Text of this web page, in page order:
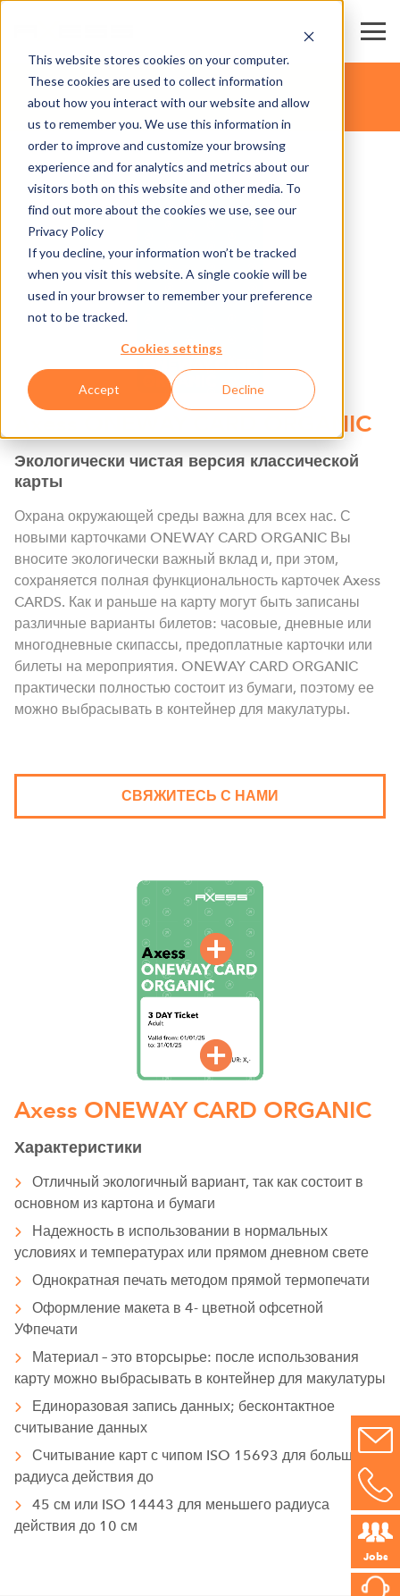
This website stores cookies on your computer.
These cookies are used to collect information
about how you interact with our website and allow
us to remember you. We use this information in
order to improve and customize your browsing
experience and for analytics and metrics about our
visitors both on this website and other media. To
find out more about the cookies we use, see our
Privacy Policy
If you decline, your information won’t be tracked
when you visit this website. A single cookie will be
used in your browser to remember your preference
not to be tracked.
Cookies settings
Accept Decline
Jobs
Axess ONEWAY CARD ORGANIC
Экологически чистая версия классической
карты
Охрана окружающей среды важна для всех нас. С
новыми карточками ONEWAY CARD ORGANIC Вы
вносите экологически важный вклад и, при этом,
сохраняется полная функциональность карточек Axess
CARDS. Как и раньше на карту могут быть записаны
различные варианты билетов: часовые, дневные или
многодневные скипассы, предоплатные карточки или
билеты на мероприятия. ONEWAY CARD ORGANIC
практически полностью состоит из бумаги, поэтому ее
можно выбрасывать в контейнер для макулатуры.
СВЯЖИТЕСЬ С НАМИ
Axess ONEWAY CARD ORGANIC
Характеристики
Отличный экологичный вариант, так как состоит в
основном из картона и бумаги
Надежность в использовании в нормальных
условиях и температурах или прямом дневном свете
Однократная печать методом прямой термопечати
Оформление макета в 4- цветной офсетной
УФпечати
Материал – это вторсырье: после использования
карту можно выбрасывать в контейнер для макулатуры
Единоразовая запись данных; бесконтактное
считывание данных
Считывание карт с чипом ISO 15693 для большого
радиуса действия до
45 см или ISO 14443 для меньшего радиуса
действия до 10 см